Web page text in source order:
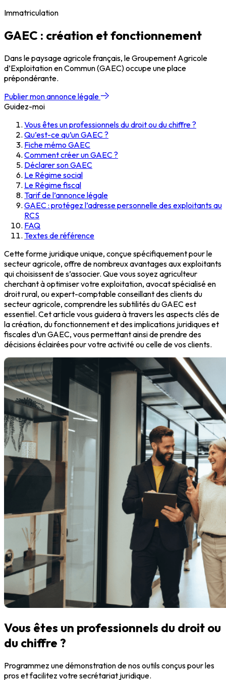
Immatriculation
GAEC : création et fonctionnement
Dans le paysage agricole français, le Groupement Agricole
d’Exploitation en Commun (GAEC) occupe une place
prépondérante.
Publier mon annonce légale
Guidez-moi
Vous êtes un professionnels du droit ou du chiffre ?
Qu’est-ce qu’un GAEC ?
Fiche mémo GAEC
Comment créer un GAEC ?
Déclarer son GAEC
Le Régime social
Le Régime fiscal
Tarif de l’annonce légale
GAEC : protégez l’adresse personnelle des exploitants au
RCS
FAQ
Textes de référence
Cette forme juridique unique, conçue spécifiquement pour le
secteur agricole, offre de nombreux avantages aux exploitants
qui choisissent de s’associer. Que vous soyez agriculteur
cherchant à optimiser votre exploitation, avocat spécialisé en
droit rural, ou expert-comptable conseillant des clients du
secteur agricole, comprendre les subtilités du GAEC est
essentiel. Cet article vous guidera à travers les aspects clés de
la création, du fonctionnement et des implications juridiques et
fiscales d’un GAEC, vous permettant ainsi de prendre des
décisions éclairées pour votre activité ou celle de vos clients.
Vous êtes un professionnels du droit ou
du chiffre ?
Programmez une démonstration de nos outils conçus pour les
pros et facilitez votre secrétariat juridique.